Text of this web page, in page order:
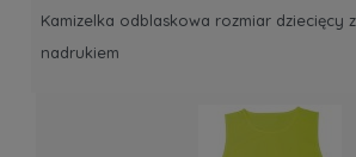
Kamizelka odblaskowa rozmiar dziecięcy z
nadrukiem